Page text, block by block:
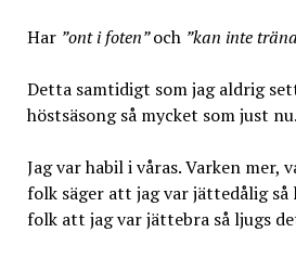
Har ”ont i foten”och ”kan inte
Detta samtidigt som jag aldrig
höstsäsong så mycket som just nu.
Jag var habil i våras. Varken mer,
folk säger att jag var jättedålig så
folk att jag var jättebra så ljugs